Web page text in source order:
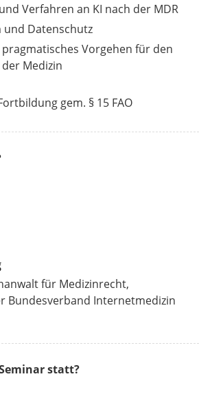
Verfahren an KI nach der MDR
und Datenschutz
Vorgehen für den
Medizin
gem. § 15 FAO
für Medizinrecht,
Bundesverband Internetmedizin
statt?